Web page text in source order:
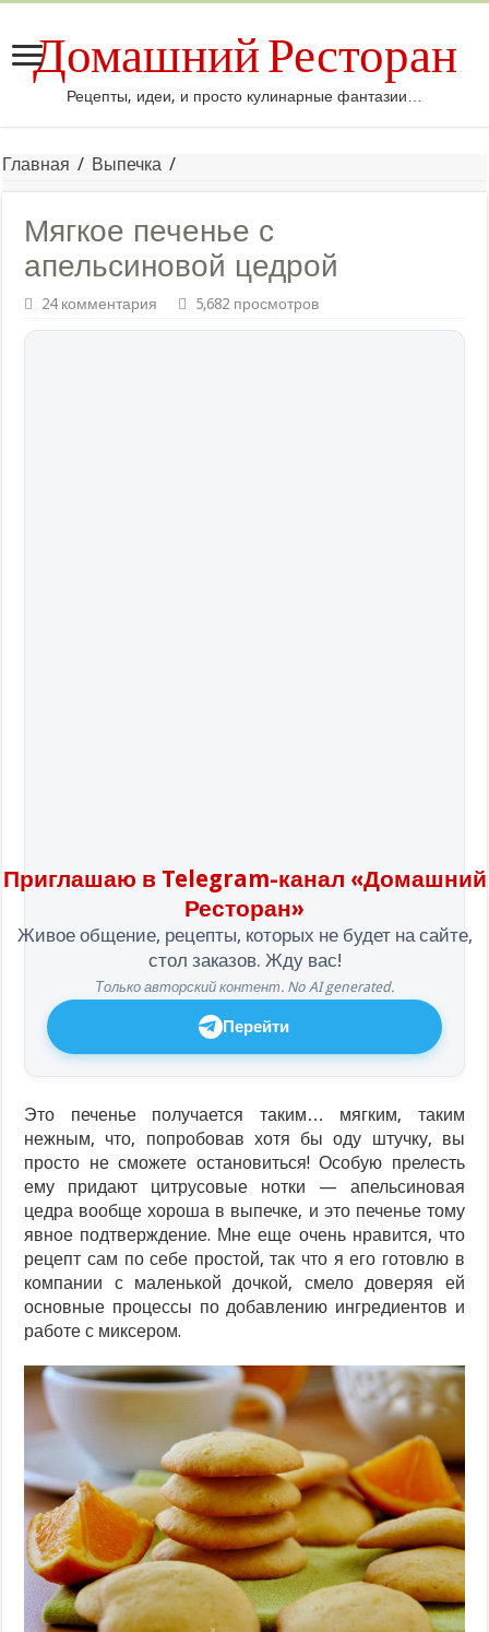
Домашний Ресторан
Рецепты, идеи, и просто кулинарные фантазии…
Главная / Выпечка /
Мягкое печенье с
апельсиновой цедрой
24 комментария 5,682 просмотров
Приглашаю в Telegram-канал «Домашний
Ресторан»
Живое общение, рецепты, которых не будет на сайте,
стол заказов. Жду вас!
Только авторский контент. No AI generated.
Перейти
Это печенье получается таким… мягким, таким
нежным, что, попробовав хотя бы оду штучку, вы
просто не сможете остановиться! Особую прелесть
ему придают цитрусовые нотки — апельсиновая
цедра вообще хороша в выпечке, и это печенье тому
явное подтверждение. Мне еще очень нравится, что
рецепт сам по себе простой, так что я его готовлю в
компании с маленькой дочкой, смело доверяя ей
основные процессы по добавлению ингредиентов и
работе с миксером.